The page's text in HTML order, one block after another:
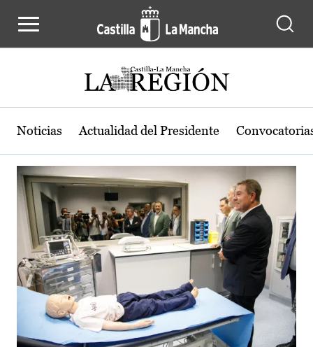
Actualidad de la región de Castilla-
Noticias Actualidad del Presidente